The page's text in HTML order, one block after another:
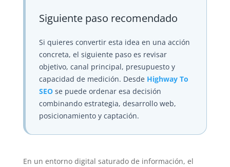
Siguiente paso recomendado
Si quieres convertir esta idea en una acción
concreta, el siguiente paso es revisar
objetivo, canal principal, presupuesto y
capacidad de medición. Desde Highway To
SEOse puede ordenar esa decisión
combinando estrategia, desarrollo web,
posicionamiento y captación.
En un entorno digital saturado de información, el